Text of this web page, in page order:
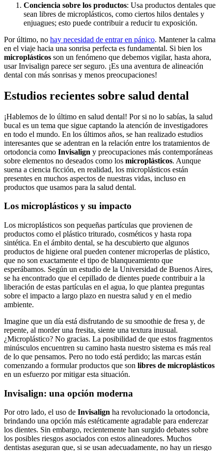
Conciencia sobre los productos: Usa productos dentales que
sean libres de microplásticos, como ciertos hilos dentales y
enjuagues; esto puede contribuir a reducir tu exposición.
Por último, no hay necesidad de entrar en pánico. Mantener la calma
en el viaje hacia una sonrisa perfecta es fundamental. Si bien los
microplásticos son un fenómeno que debemos vigilar, hasta ahora,
usar Invisalign parece ser seguro. ¡Es una aventura de alineación
dental con más sonrisas y menos preocupaciones!
Estudios recientes sobre salud dental
¡Hablemos de lo último en salud dental! Por si no lo sabías, la salud
bucal es un tema que sigue captando la atención de investigadores
en todo el mundo. En los últimos años, se han realizado estudios
interesantes que se adentran en la relación entre los tratamientos de
ortodoncia como Invisalign y preocupaciones más contemporáneas
sobre elementos no deseados como los microplásticos. Aunque
suena a ciencia ficción, en realidad, los microplásticos están
presentes en muchos aspectos de nuestras vidas, incluso en
productos que usamos para la salud dental.
Los microplásticos y su impacto
Los microplásticos son pequeñas partículas que provienen de
productos como el plástico triturado, cosméticos y hasta ropa
sintética. En el ámbito dental, se ha descubierto que algunos
productos de higiene oral pueden contener microperlas de plástico,
que no son exactamente el tipo de blanqueamiento que
esperábamos. Según un estudio de la Universidad de Buenos Aires,
se ha encontrado que el cepillado de dientes puede contribuir a la
liberación de estas partículas en el agua, lo que plantea preguntas
sobre el impacto a largo plazo en nuestra salud y en el medio
ambiente.
Imagine que un día está disfrutando de su smoothie de fresa y, de
repente, al morder una fresita, siente una textura inusual.
¿Microplástico? No gracias. La posibilidad de que estos fragmentos
minúsculos encuentren su camino hasta nuestro sistema es más real
de lo que pensamos. Pero no todo está perdido; las marcas están
comenzando a formular productos que son libres de microplásticos
en un esfuerzo por mitigar esta situación.
Invisalign: una opción moderna
Por otro lado, el uso de Invisalign ha revolucionado la ortodoncia,
brindando una opción más estéticamente agradable para enderezar
los dientes. Sin embargo, recientemente han surgido debates sobre
los posibles riesgos asociados con estos alineadores. Muchos
dentistas aseguran que, si se usan adecuadamente, no hay un riesgo